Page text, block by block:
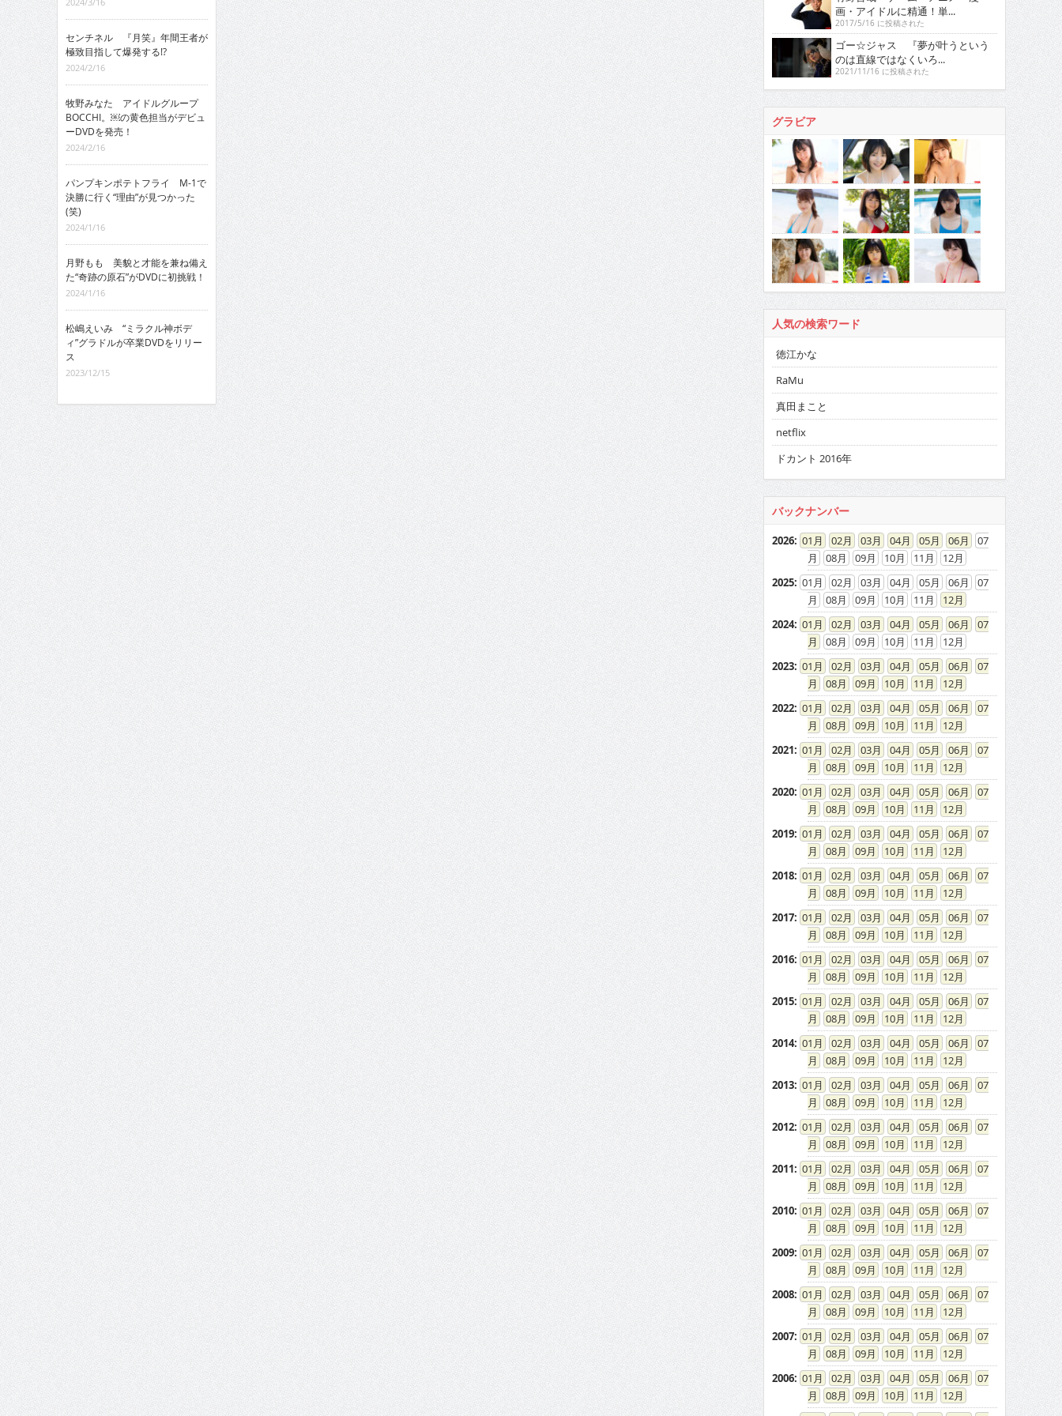
センチネル 『月笑』年間王者が
極致目指して爆発する!?
2024/2/16
牧野みなた アイドルグループ
BOCCHI。￼の黄色担当がデビュ
ーDVDを発売！
2024/2/16
パンプキンポテトフライ M-1で
決勝に行く“理由”が見つかった
(笑)
2024/1/16
月野もも 美貌と才能を兼ね備え
た“奇跡の原石”がDVDに初挑戦！
2024/1/16
松嶋えいみ “ミラクル神ボデ
ィ”グラドルが卒業DVDをリリー
ス
2023/12/15
画・アイドルに精通！単...
2017/5/16 に投稿された
ゴー☆ジャス 『夢が叶うという
のは直線ではなくいろ...
2021/11/16 に投稿された
グラビア
人気の検索ワード
徳江かな
RaMu
真田まこと
netflix
ドカント 2016年
バックナンバー
2026: 01 02 03 04 05 06
07
08
09 10 11
12
2025: 01 02 03 04 05 06
07
08
09 10 11
12
2024: 01 02 03 04 05 06
07
08
09 10 11
12
2023: 01 02 03 04 05 06
07
08
09 10 11
12
2022: 01 02 03 04 05 06
07
08
09 10 11
12
2021: 01 02 03 04 05 06
07
08
09 10 11
12
2020: 01 02 03 04 05 06
07
08
09 10 11
12
2019: 01 02 03 04 05 06
07
08
09 10 11
12
2018: 01 02 03 04 05 06
07
08
09 10 11
12
2017: 01 02 03 04 05 06
07
08
09 10 11
12
2016: 01 02 03 04 05 06
07
08
09 10 11
12
2015: 01 02 03 04 05 06
07
08
09 10 11
12
2014: 01 02 03 04 05 06
07
08
09 10 11
12
2013: 01 02 03 04 05 06
07
08
09 10 11
12
2012: 01 02 03 04 05 06
07
08
09 10 11
12
2011: 01 02 03 04 05 06
07
08
09 10 11
12
2010: 01 02 03 04 05 06
07
08
09 10 11
12
2009: 01 02 03 04 05 06
07
08
09 10 11
12
2008: 01 02 03 04 05 06
07
08
09 10 11
12
2007: 01 02 03 04 05 06
07
08
09 10 11
12
2006: 01 02 03 04 05 06
07
08
09 10 11
12